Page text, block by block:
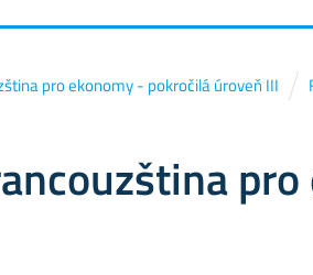
pro ekonomy - pokročilá úroveň III